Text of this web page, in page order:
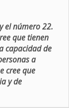
el número 22.
que tienen
capacidad de
a
cree que
y de